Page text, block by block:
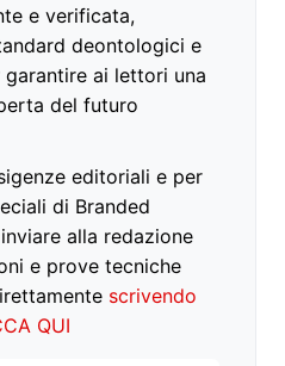
e verificata,
deontologici e
ai lettori una
del futuro
editoriali e per
di Branded
alla redazione
e prove tecniche
scrivendo
QUI